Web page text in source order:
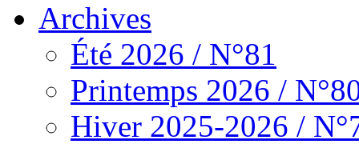
Archives
Été 2026 / N°81
Printemps 2026 /
Hiver 2025-2026 /